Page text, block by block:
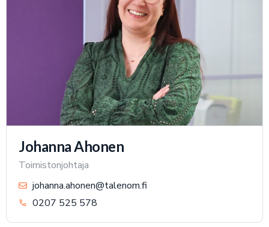
Johanna Ahonen
Toimistonjohtaja
johanna.ahonen@talenom.fi
0207 525 578